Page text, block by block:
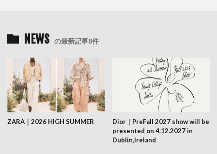
NEWS の最新記事8件
ZARA｜2026 HIGH SUMMER
Dior｜PreFall 2027 show will be
presented on 4.12.2027 in
Dublin,Ireland